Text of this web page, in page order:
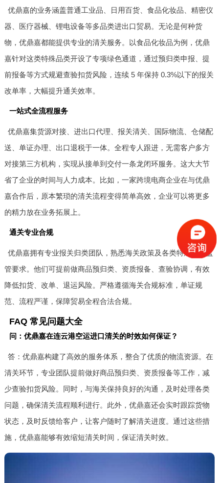
优鼎嘉的业务涵盖普通工业品、日用百货、食品化妆品、精密仪
器、医疗器械、锂电设备等多品类进出口贸易。无论是何种货
物，优鼎嘉都能提供专业的清关服务。以食品化妆品为例，优鼎
嘉针对这类特殊品类开设了专项绿色通道，通过预归类申报、提
前报备等方式规避查验扣货风险，连续 5 年保持 0.3%以下的报关
改单率，大幅提升通关效率。
一站式全流程服务
优鼎嘉集货源对接、进出口代理、报关清关、国际物流、仓储配
送、单证办理、出口退税于一体。全程专人跟进，无需客户多方
对接第三方机构，实现从接单到交付一条龙闭环服务。这大大节
省了企业的时间与人力成本。比如，一家跨境电商企业在与优鼎
嘉合作后，原本繁琐的清关流程变得简单高效，企业可以将更多
的精力放在业务拓展上。
通关专业合规
优鼎嘉拥有专业报关归类团队，熟悉海关政策及各类特殊货品监
管要求。他们可提前做商品预归类、资质报备、查验协调，有效
降低扣货、改单、退运风险。严格遵循海关合规标准，单证规
范、流程严谨，保障贸易全程合法合规。
FAQ 常见问题大全
问：优鼎嘉在连云港空运进口清关的时效如何保证？
答：优鼎嘉构建了高效的服务体系，整合了优质的物流资源。在
清关环节，专业团队提前做好商品预归类、资质报备等工作，减
少查验扣货风险。同时，与海关保持良好的沟通，及时处理各类
问题，确保清关流程顺利进行。此外，优鼎嘉还会实时跟踪货物
状态，及时反馈给客户，让客户随时了解清关进度。通过这些措
施，优鼎嘉能够有效缩短清关时间，保证清关时效。